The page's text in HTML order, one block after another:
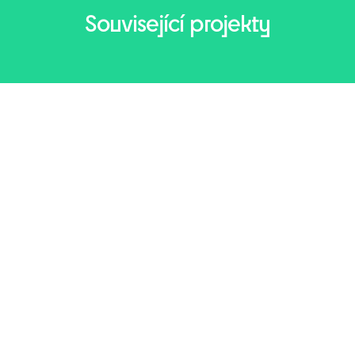
Související projekty